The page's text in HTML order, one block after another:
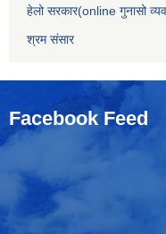
हेलो सरकार(online गुनासो
श्रम संसार
Facebook Feed